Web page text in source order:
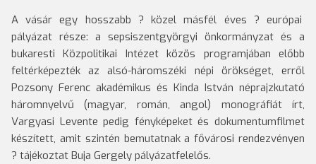
A vásár egy hosszabb ? közel másfél éves ? európai
pályázat része: a sepsiszentgyörgyi önkormányzat és a
bukaresti Közpolitikai Intézet közös programjában előbb
feltérképezték az alsó-háromszéki népi örökséget, erről
Pozsony Ferenc akadémikus és Kinda István néprajzkutató
háromnyelvű (magyar, román, angol) monográfiát írt,
Vargyasi Levente pedig fényképeket és dokumentumfilmet
készített, amit szintén bemutatnak a fővárosi rendezvényen
? tájékoztat Buja Gergely pályázatfelelős.